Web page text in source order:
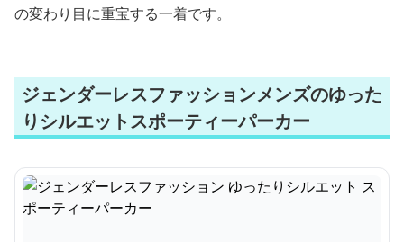
の変わり目に重宝する一着です。
ジェンダーレスファッションメンズのゆった
りシルエットスポーティーパーカー